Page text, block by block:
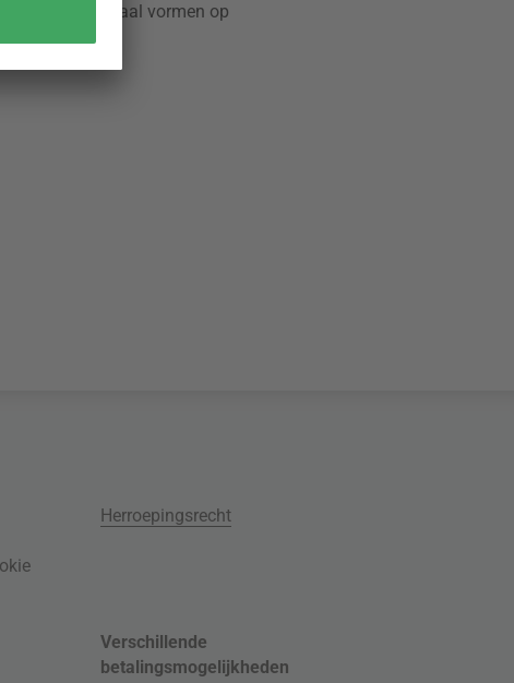
die een mijlpaal vormen op
ontwerp.
Herroepingsrecht
Verschillende
betalingsmogelijkheden